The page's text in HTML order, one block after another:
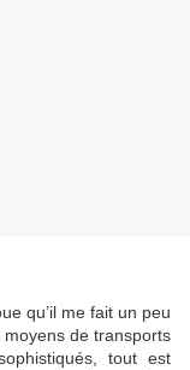
qu’il me fait un peu
de transports
tout est